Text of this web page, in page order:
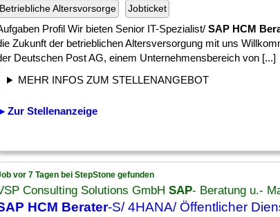
Betriebliche Altersvorsorge
Jobticket
Profil Wir bieten Senior IT-Spezialist/ SAP HCM
Zukunft der betrieblichen Altersversorgung mit uns
Deutschen Post AG, einem Unternehmensbereich von [...]
MEHR INFOS ZUM STELLENANGEBOT
Zur Stellenanzeige
vor 7 Tagen bei StepStone gefunden
Consulting Solutions GmbH SAP- Beratung u.-
HCM Berater-S/ 4HANA/ Öffentlicher